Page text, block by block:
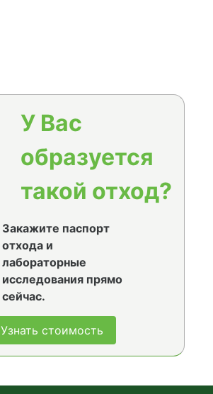
У Вас
образуется
такой отход?
Закажите паспорт
отхода и
лабораторные
исследования прямо
сейчас.
Узнать стоимость